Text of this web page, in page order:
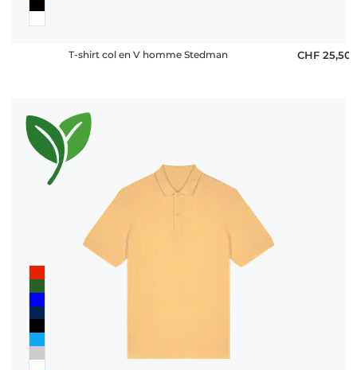
T-shirt col en V homme Stedman CHF 25,50